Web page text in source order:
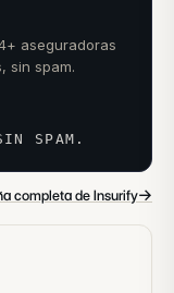
aseguradoras
sin spam.
SPAM.
completa de Insurify→